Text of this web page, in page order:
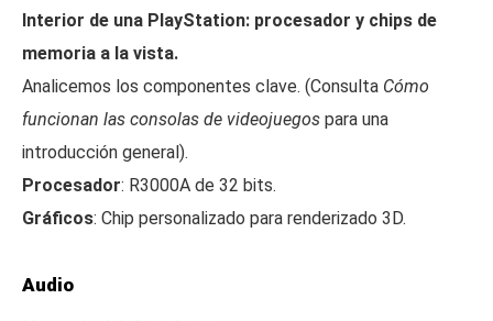
Interior de una PlayStation: procesador y chips de
memoria a la vista.
Analicemos los componentes clave. (Consulta Cómo
funcionan las consolas de videojuegos para una
introducción general).
Procesador: R3000A de 32 bits.
Gráficos: Chip personalizado para renderizado 3D.
Audio